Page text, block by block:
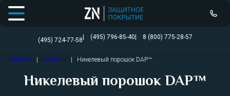
содержимому
Открыть меню
(495) 724-77-58 (495) 796-85-40 8 (800) 775-28-57
Главная Новости Никелевый порошок DAP™
Никелевый порошок DAP™